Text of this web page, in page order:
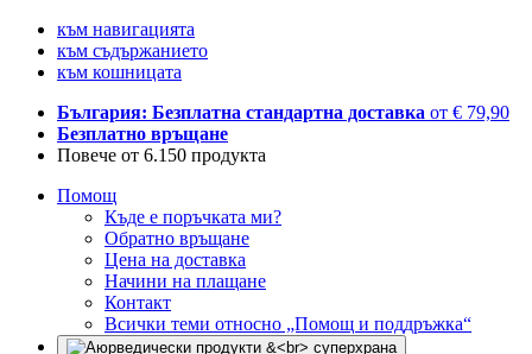
към навигацията
към съдържанието
към кошницата
България: Безплатна стандартна доставка от € 79,90
Безплатно връщане
Повече от 6.150 продукта
Помощ
Къде е поръчката ми?
Обратно връщане
Цена на доставка
Начини на плащане
Контакт
Всички теми относно „Помощ и поддръжка“